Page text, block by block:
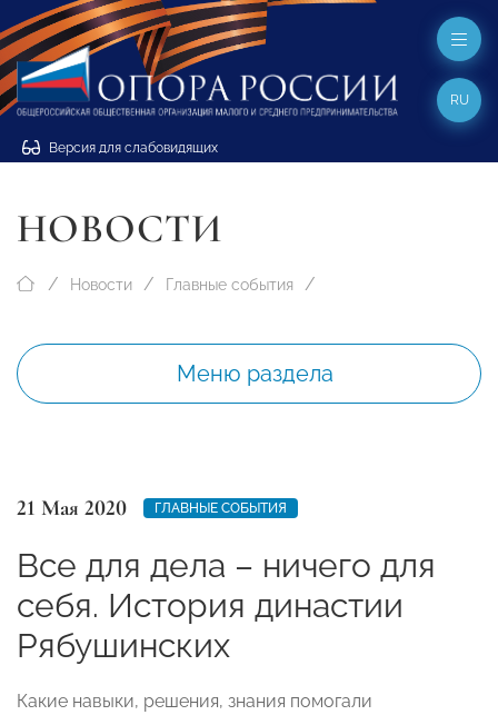
Версия для слабовидящих
RU
НОВОСТИ
Новости Главные события
Меню раздела
21 Мая 2020 ГЛАВНЫЕ СОБЫТИЯ
Все для дела – ничего для
себя. История династии
Рябушинских
Какие навыки, решения, знания помогали